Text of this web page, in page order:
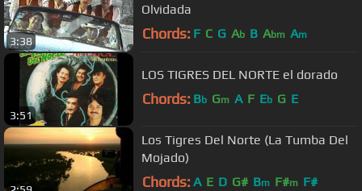
3:38
Olvidada
Chords: F C G Ab B Abm Am
3:51
LOS TIGRES DEL NORTE el dorado
Chords: Bb Gm A F Eb G E
Los Tigres Del Norte (La Tumba Del
Mojado)
Chords: A E D G# Bm F#m F#